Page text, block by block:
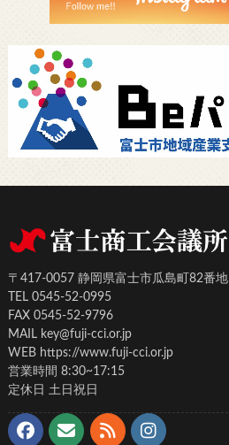
〒417-0057 静岡県富士市瓜島町82番地
TEL 0545-52-0995
FAX 0545-52-9796
MAIL key@fuji-cci.or.jp
WEB https://www.fuji-cci.or.jp
営業時間 8:30~17:15
定休日 土日祝日